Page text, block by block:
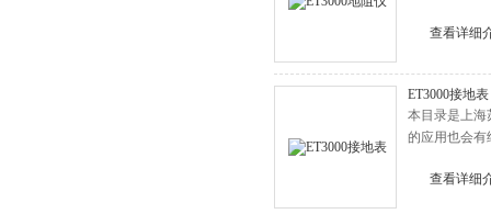
查看详细
ET3000接地表
本目录是上海
的应用也会有
查看详细